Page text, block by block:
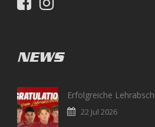
NEWS
Erfolgreiche
22 Jul 2026